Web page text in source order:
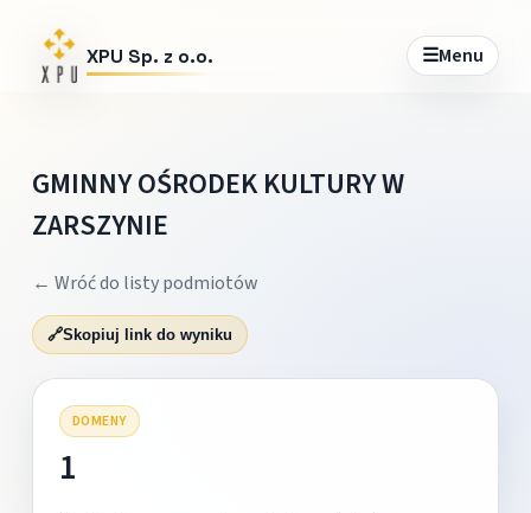
XPU Sp. z o.o. ☰Menu
GMINNY OŚRODEK KULTURY W
ZARSZYNIE
← Wróć do listy podmiotów
🔗Skopiuj link do wyniku
DOMENY
1